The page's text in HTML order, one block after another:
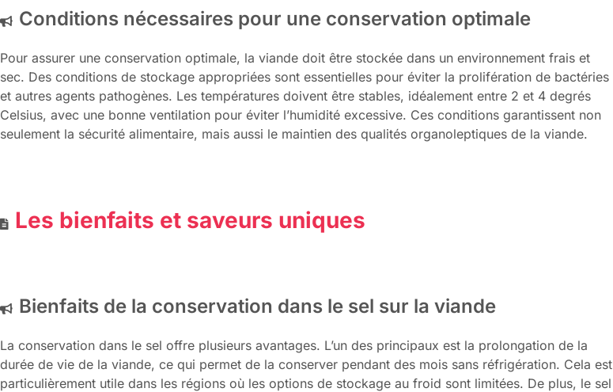
Conditions nécessaires pour une conservation optimale
Pour assurer une conservation optimale, la viande doit être stockée dans un environnement frais et
sec. Des conditions de stockage appropriées sont essentielles pour éviter la prolifération de bactéries
et autres agents pathogènes. Les températures doivent être stables, idéalement entre 2 et 4 degrés
Celsius, avec une bonne ventilation pour éviter l’humidité excessive. Ces conditions garantissent non
seulement la sécurité alimentaire, mais aussi le maintien des qualités organoleptiques de la viande.
Les bienfaits et saveurs uniques
Bienfaits de la conservation dans le sel sur la viande
La conservation dans le sel offre plusieurs avantages. L’un des principaux est la prolongation de la
durée de vie de la viande, ce qui permet de la conserver pendant des mois sans réfrigération. Cela est
particulièrement utile dans les régions où les options de stockage au froid sont limitées. De plus, le sel